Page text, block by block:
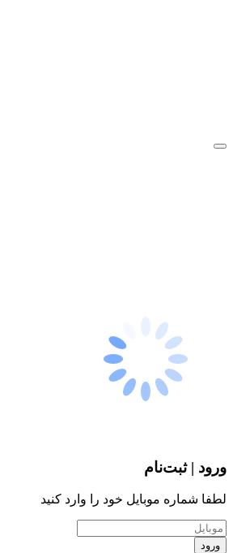
ورود | ثبت‌نام
لطفا شماره موبایل خود را وارد کنید
ورود